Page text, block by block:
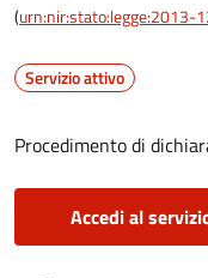
(urn:nir:stato:legge:2013-
Servizio attivo
Procedimento di
Accedi al